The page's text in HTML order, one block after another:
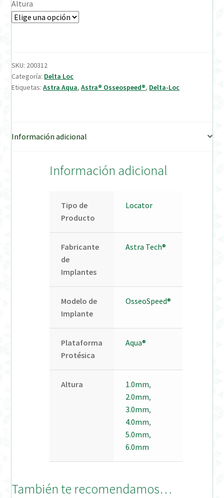
Verification Required
Altura
SKU: 200312
Categoría: Delta Loc
Etiquetas:Astra Aqua,Astra® Osseospeed®, Delta-Loc
Información adicional
Información adicional
Tipo de
Producto
Locator
Fabricante
de
Implantes
Astra Tech®
Modelo de
Implante
OsseoSpeed®
Plataforma
Protésica
Aqua®
Altura 1.0mm,
2.0mm,
3.0mm,
4.0mm,
5.0mm,
6.0mm
También te recomendamos…